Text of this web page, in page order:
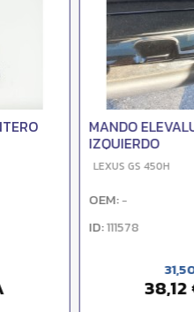
MANDO
IZQUIERDO
LEXUS GS 450H
OEM:-
ID:111578
38,12